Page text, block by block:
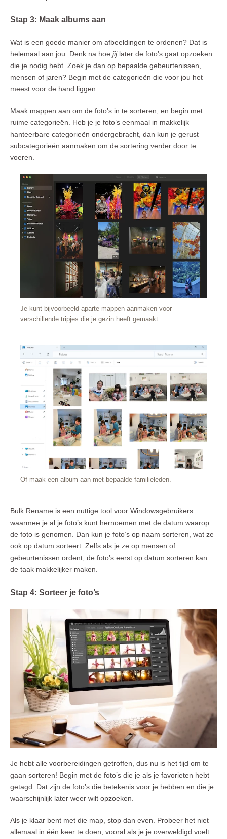
Stap 3: Maak albums aan
Wat is een goede manier om afbeeldingen te ordenen? Dat is
helemaal aan jou. Denk na hoe jijlater de foto’s gaat opzoeken
die je nodig hebt. Zoek je dan op bepaalde gebeurtenissen,
mensen of jaren? Begin met de categorieën die voor jou het
meest voor de hand liggen.
Maak mappen aan om de foto’s in te sorteren, en begin met
ruime categorieën. Heb je je foto’s eenmaal in makkelijk
hanteerbare categorieën ondergebracht, dan kun je gerust
subcategorieën aanmaken om de sortering verder door te
voeren.
Je kunt bijvoorbeeld aparte mappen aanmaken voor
verschillende tripjes die je gezin heeft gemaakt.
Of maak een album aan met bepaalde familieleden.
Bulk Rename is een nuttige tool voor Windowsgebruikers
waarmee je al je foto’s kunt hernoemen met de datum waarop
de foto is genomen. Dan kun je foto’s op naam sorteren, wat ze
ook op datum sorteert. Zelfs als je ze op mensen of
gebeurtenissen ordent, de foto’s eerst op datum sorteren kan
de taak makkelijker maken.
Stap 4: Sorteer je foto’s
Je hebt alle voorbereidingen getroffen, dus nu is het tijd om te
gaan sorteren! Begin met de foto’s die je als je favorieten hebt
getagd. Dat zijn de foto’s die betekenis voor je hebben en die je
waarschijnlijk later weer wilt opzoeken.
Als je klaar bent met die map, stop dan even. Probeer het niet
allemaal in één keer te doen, vooral als je je overweldigd voelt.